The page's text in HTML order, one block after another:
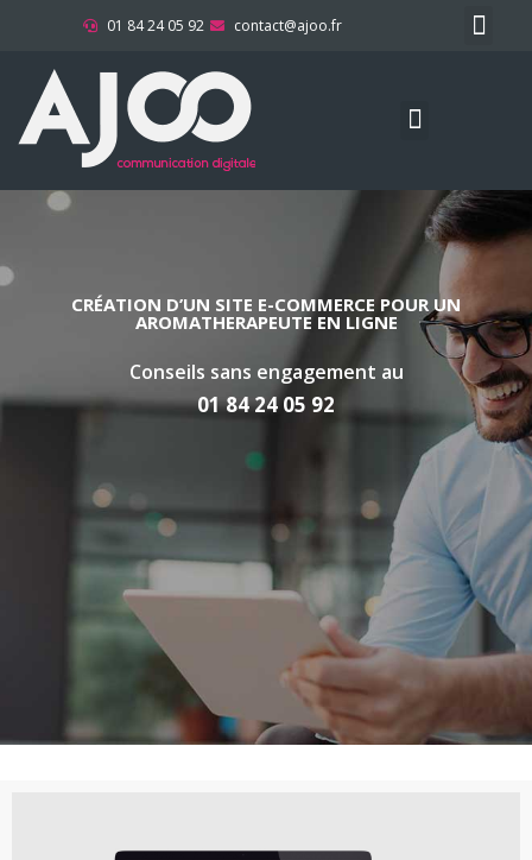
01 84 24 05 92 contact@ajoo.fr
CRÉATION D’UN SITE E-COMMERCE POUR UN
AROMATHERAPEUTE EN LIGNE
Conseils sans engagement au
01 84 24 05 92